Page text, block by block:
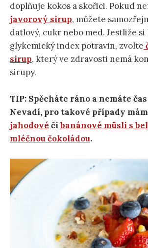
doplňuje kokos a skořici. Pokud
javorový sirup, můžete
datlový, cukr nebo med. Jestliže
glykemický index potravin, zvolte
sirup, který ve zdravosti nemá
sirupy.
TIP: Spěcháte ráno a nemáte
Nevadí, pro takové případy
jahodové čibanánové müsli s
mléčnou čokoládou.